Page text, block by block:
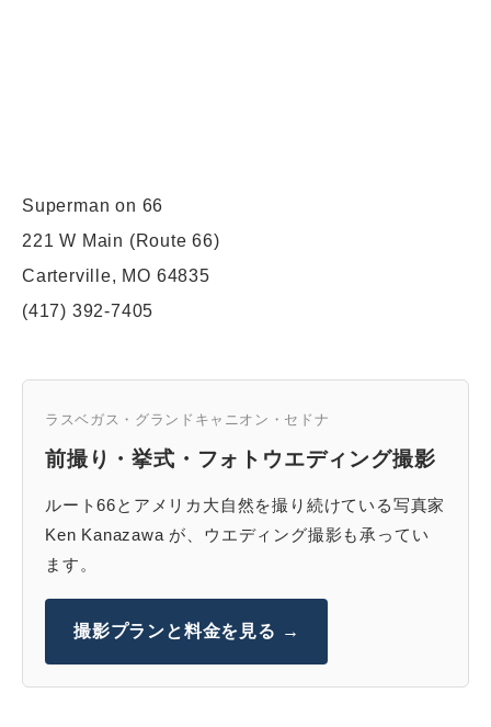
Superman on 66
221 W Main (Route 66)
Carterville, MO 64835
(417) 392-7405
ラスベガス・グランドキャニオン・セドナ
前撮り・挙式・フォトウエディング撮影
ルート66とアメリカ大自然を撮り続けている写真家
Ken Kanazawa が、ウエディング撮影も承ってい
ます。
撮影プランと料金を見る →